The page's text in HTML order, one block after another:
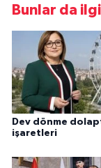
Bunlar da
Dev dönme
işaretleri